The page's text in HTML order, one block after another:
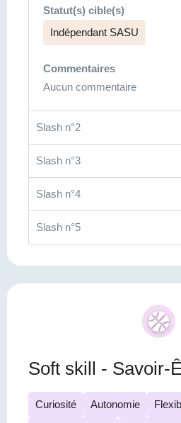
Statut(s) cible(s)
Indépendant SASU
Commentaires
Aucun commentaire
Slash n°2
Slash n°3
Slash n°4
Slash n°5
Soft skill - Savoir-
Curiosité Autonomie